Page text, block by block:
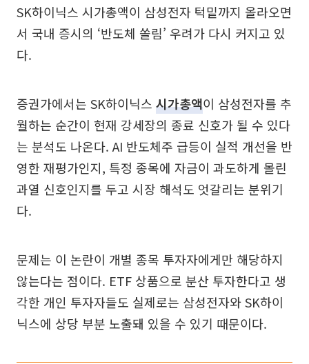
SK하이닉스 시가총액이 삼성전자 턱밑까지 올라오면
서 국내 증시의 ‘반도체 쏠림’ 우려가 다시 커지고 있
다.
증권가에서는 SK하이닉스 시가총액이 삼성전자를 추
월하는 순간이 현재 강세장의 종료 신호가 될 수 있다
는 분석도 나온다. AI 반도체주 급등이 실적 개선을 반
영한 재평가인지, 특정 종목에 자금이 과도하게 몰린
과열 신호인지를 두고 시장 해석도 엇갈리는 분위기
다.
문제는 이 논란이 개별 종목 투자자에게만 해당하지
않는다는 점이다. ETF 상품으로 분산 투자한다고 생
각한 개인 투자자들도 실제로는 삼성전자와 SK하이
닉스에 상당 부분 노출돼 있을 수 있기 때문이다.